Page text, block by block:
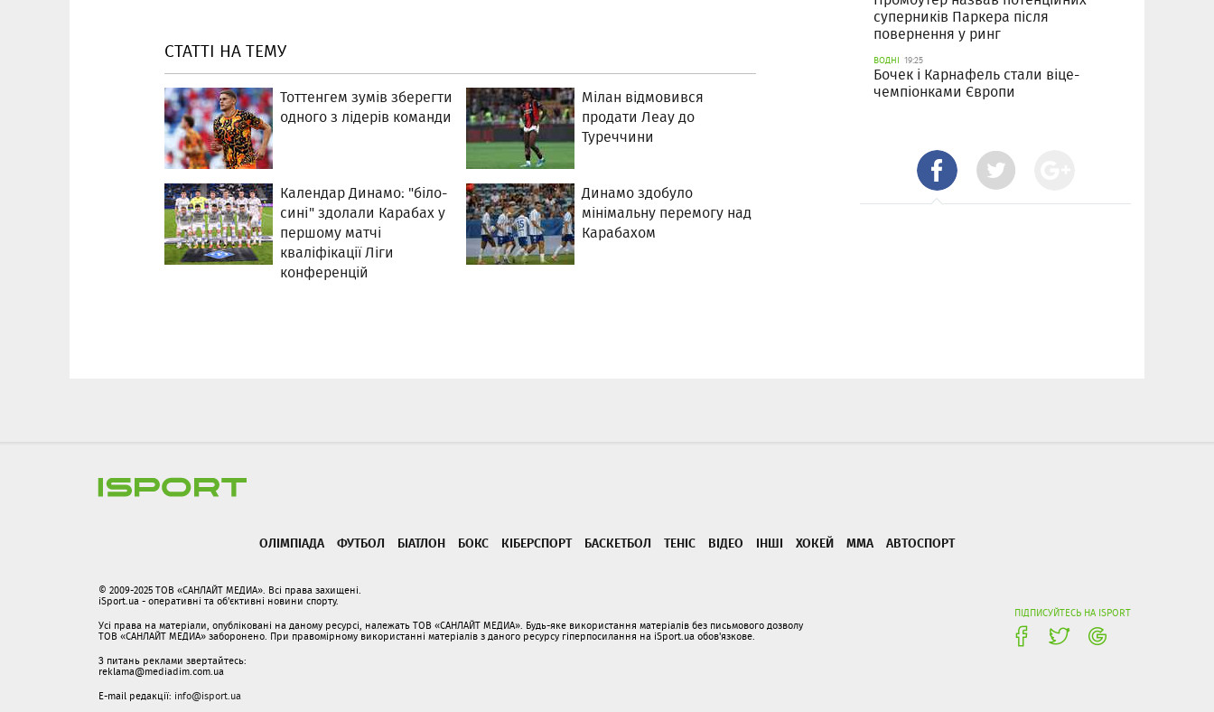
СТАТТІ НА ТЕМУ
Тоттенгем зумів зберегти
одного з лідерів команди
Мілан відмовився
продати Леау до
Туреччини
Календар Динамо: "біло-
сині" здолали Карабах у
першому матчі
кваліфікації Ліги
конференцій
Динамо здобуло
мінімальну перемогу над
Карабахом
суперників Паркера після
повернення у ринг
ВОДНІ 19:25
Бочек і Карнафель стали віце-
чемпіонками Європи
ОЛІМПІАДА ФУТБОЛ БІАТЛОН БОКС КІБЕРСПОРТ БАСКЕТБОЛ ТЕНІС ВІДЕО ІНШІ ХОКЕЙ ММА АВТОСПОРТ
ПІДПИСУЙТЕСЬ НА ISPORT
© 2009-2025 ТОВ «САНЛАЙТ МЕДИА». Всі права захищені.
iSport.ua - оперативні та об'єктивні новини спорту.
Усі права на матеріали, опубліковані на даному ресурсі, належать ТОВ «САНЛАЙТ МЕДИА». Будь-яке використання матеріалів без письмового дозволу
ТОВ «САНЛАЙТ МЕДИА» заборонено. При правомірному використанні матеріалів з даного ресурсу гіперпосилання на iSport.ua обов'язкове.
З питань реклами звертайтесь:
reklama@mediadim.com.ua
E-mail редакції: info@isport.ua